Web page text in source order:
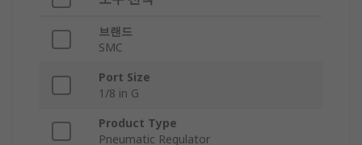
브랜드
SMC
Port Size
1/8 in G
Product Type
Pneumatic Regulator